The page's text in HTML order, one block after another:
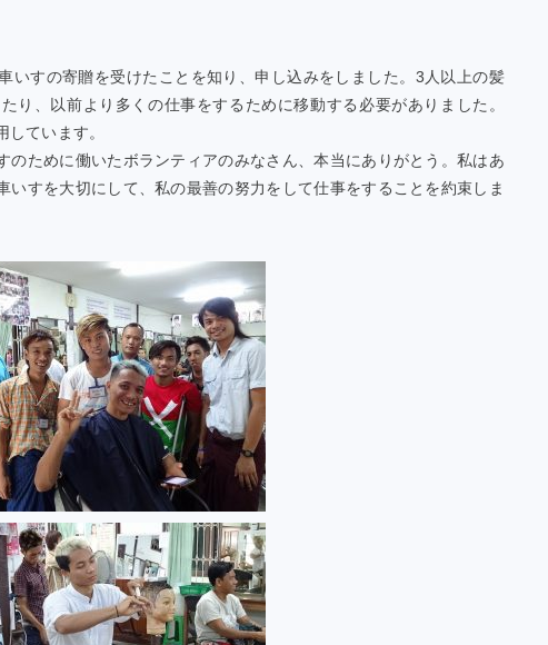
いすの寄贈を受けたことを知り、申し込みをしました。3人以上の髪
り、以前より多くの仕事をするために移動する必要がありました。
ています。
のために働いたボランティアのみなさん、本当にありがとう。私はあ
すを大切にして、私の最善の努力をして仕事をすることを約束しま